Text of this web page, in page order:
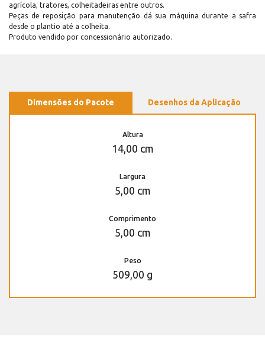
agrícola, tratores, colheitadeiras entre outros.
Peças de reposição para manutenção dá sua máquina durante a safra
desde o plantio até a colheita.
Produto vendido por concessionário autorizado.
Dimensões do Pacote Desenhos da Aplicação
Altura
14,00 cm
Largura
5,00 cm
Comprimento
5,00 cm
Peso
509,00 g